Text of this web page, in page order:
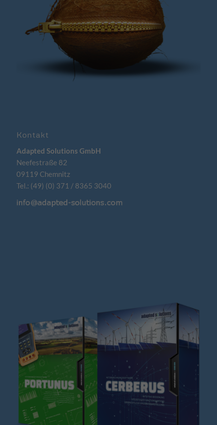
Kontakt
Adapted Solutions GmbH
Neefestraße 82
09119 Chemnitz
Tel.: (49) (0) 371 / 8365 3040